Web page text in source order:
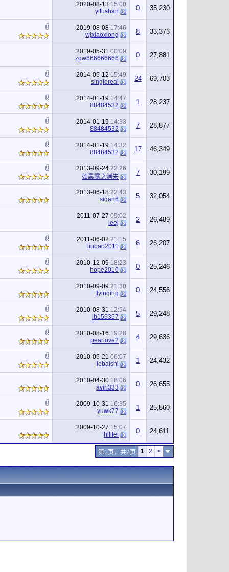
2020-08-13 15:00
yitushan
0 35,230
2019-08-08 17:46
wjxiaoxiong
8 33,373
2019-05-31 00:09
zqw666666666
0 27,881
2014-05-12 15:49
singlereal
24 69,703
2014-01-19 14:47
88484532
1 28,237
2014-01-19 14:33
88484532
7 28,877
2014-01-19 14:32
88484532
17 46,349
2013-09-24 22:26
如晨露之消失
7 30,199
2013-06-18 22:43
sigan6
5 32,054
2011-07-27 09:02
leej
2 26,489
2011-06-02 21:15
liubao2011
6 26,207
2010-12-09 18:23
hope2010
0 25,246
2010-09-09 21:30
flyinging
0 24,556
2010-08-31 12:54
lb159357
5 29,248
2010-08-16 19:28
pearlove2
4 29,636
2010-05-21 06:07
lebaishi
1 24,432
2010-04-30 18:06
avin333
0 26,655
2009-10-31 16:35
yuwk77
1 25,860
2009-10-27 15:07
hllifei
0 24,611
第1页，共2页 1 2 >